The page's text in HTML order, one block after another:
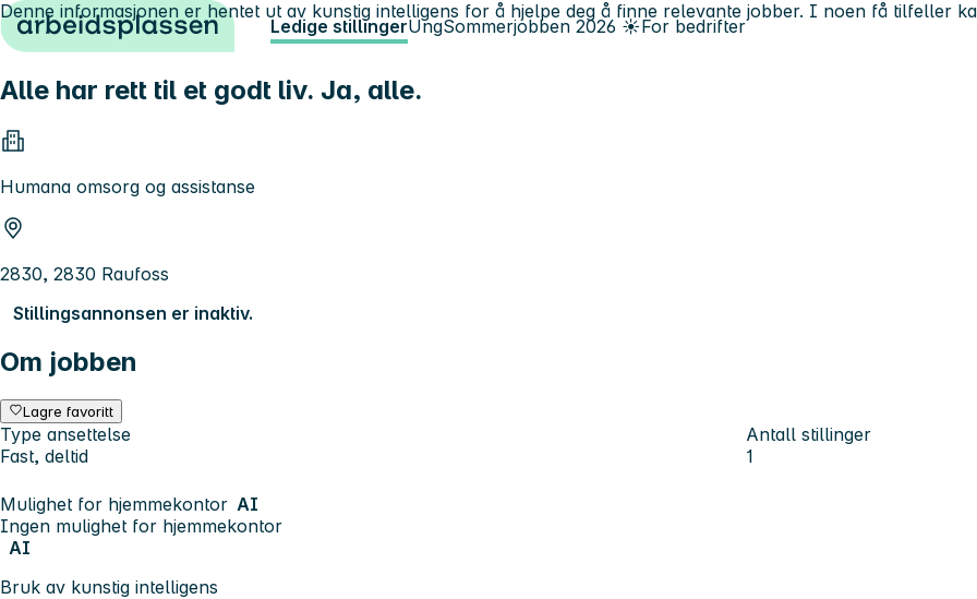
Hopp til innhold Ledige stillingerUngSommerjobben 2026 ☀️For bedrifter
Alle har rett til et godt liv. Ja, alle.
Humana omsorg og assistanse
2830, 2830 Raufoss
Stillingsannonsen er inaktiv.
Om jobben
Lagre favoritt
Type ansettelse
Fast, deltid
Antall stillinger
1
Mulighet for hjemmekontor AI
Ingen mulighet for hjemmekontor
AI
Bruk av kunstig intelligens
Denne informasjonen er hentet ut av kunstig intelligens for å hjelpe deg å finne relevante jobber. I noen få tilfeller